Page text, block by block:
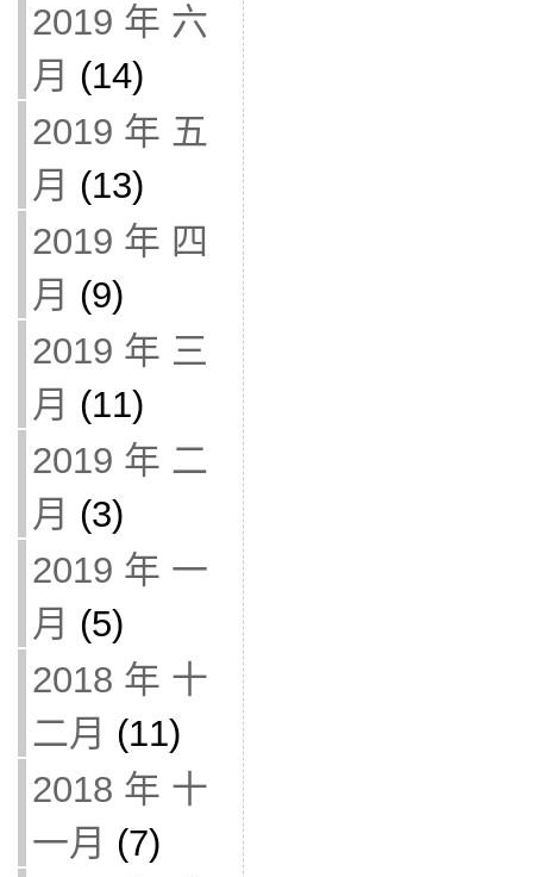
2019 年 六
月 (14)
2019 年 五
月 (13)
2019 年 四
月 (9)
2019 年 三
月 (11)
2019 年 二
月 (3)
2019 年 一
月 (5)
2018 年 十
二月 (11)
2018 年 十
一月 (7)